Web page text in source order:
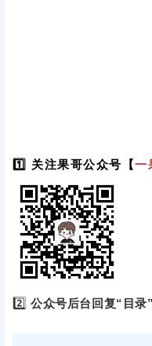
1️⃣ 关注果哥公众号【一
2️⃣公众号后台回复“目录